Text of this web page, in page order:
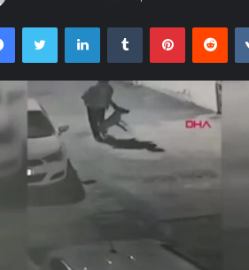
FacebookTwitter LinkedInTumblr Pinterest